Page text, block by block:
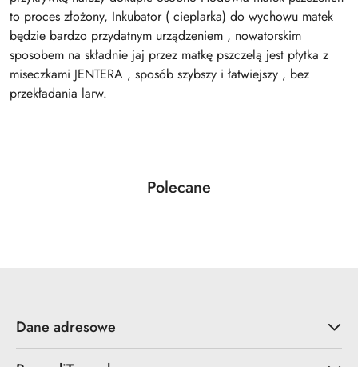
to proces złożony, Inkubator ( cieplarka) do wychowu matek
będzie bardzo przydatnym urządzeniem , nowatorskim
sposobem na składnie jaj przez matkę pszczelą jest płytka z
miseczkami JENTERA , sposób szybszy i łatwiejszy , bez
przekładania larw.
Pomiń karuzelę produktów
Produkty
Polecane
Dane adresowe